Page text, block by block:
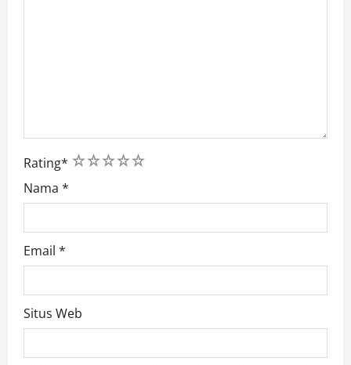
Rating* 5
4
3
2
1
Nama *
Email *
Situs Web